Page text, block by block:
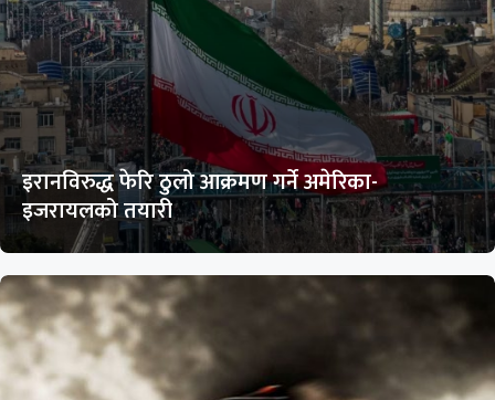
इरानविरुद्ध फेरि ठुलो आक्रमण गर्ने अमेरिका-
इजरायलको तयारी